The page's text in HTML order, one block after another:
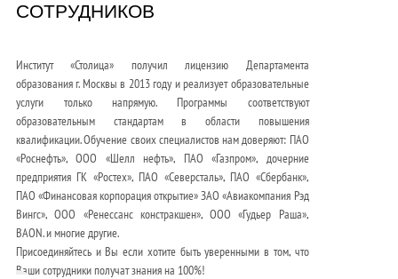
СОТРУДНИКОВ
Институт «Столица» получил лицензию Департамента
образования г. Москвы в 2013 году и реализует образовательные
услуги только напрямую. Программы соответствуют
образовательным стандартам в области повышения
квалификации. Обучение своих специалистов нам доверяют: ПАО
«Роснефть», ООО «Шелл нефть», ПАО «Газпром», дочерние
предприятия ГК «Ростех», ПАО «Северсталь», ПАО «Сбербанк»,
ПАО «Финансовая корпорация открытие» ЗАО «Авиакомпания Рэд
Вингс», ООО «Ренессанс констракшен», ООО «Гудьер Раша»,
BAON. и многие другие.
Присоединяйтесь и Вы если хотите быть уверенными в том, что
Ваши сотрудники получат знания на 100%!